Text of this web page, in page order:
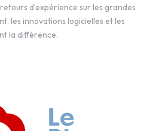
d’expérience sur les grandes
les innovations logicielles et les
la différence.